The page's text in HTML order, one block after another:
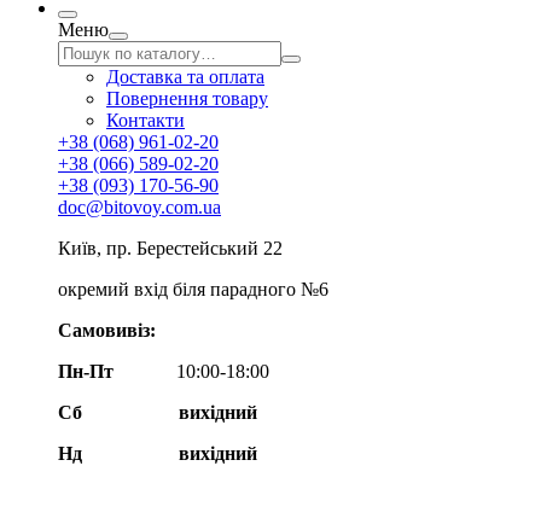
Меню
Доставка та оплата
Повернення товару
Контакти
+38 (068) 961-02-20
+38 (066) 589-02-20
+38 (093) 170-56-90
doc@bitovoy.com.ua
Київ, пр. Берестейський 22
окремий вхід біля парадного №6
Самовивіз:
Пн-Пт
10:00-18:00
Сб
вихідний
Нд
вихідний